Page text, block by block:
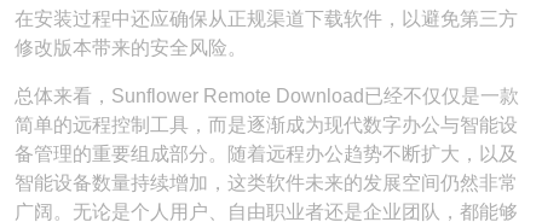
在安装过程中还应确保从正规渠道下载软件，以避免第三方
修改版本带来的安全风险。
总体来看，Sunflower Remote Download已经不仅仅是一款
简单的远程控制工具，而是逐渐成为现代数字办公与智能设
备管理的重要组成部分。随着远程办公趋势不断扩大，以及
智能设备数量持续增加，这类软件未来的发展空间仍然非常
广阔。无论是个人用户、自由职业者还是企业团队，都能够